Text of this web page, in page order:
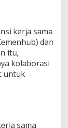
kerja sama
dan
itu,
kolaborasi
untuk
sama